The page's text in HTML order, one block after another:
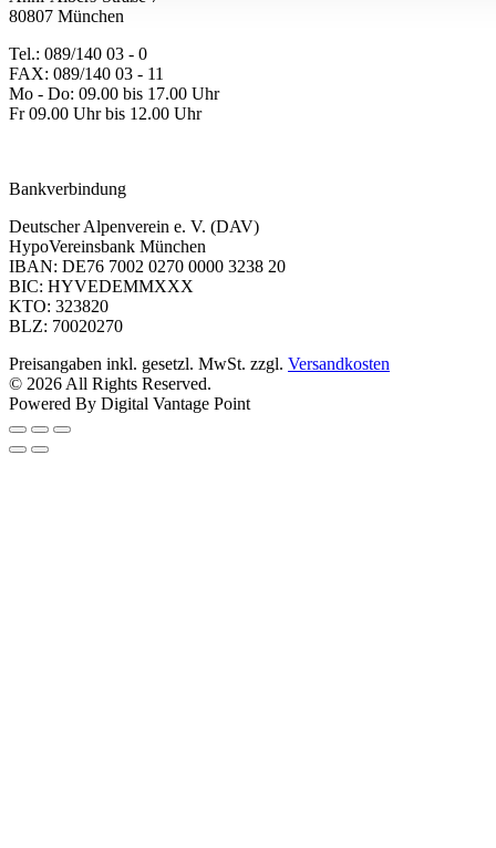
80807 München
Tel.: 089/140 03 - 0
FAX: 089/140 03 - 11
Mo - Do: 09.00 bis 17.00 Uhr
Fr 09.00 Uhr bis 12.00 Uhr
Bankverbindung
Deutscher Alpenverein e. V. (DAV)
HypoVereinsbank München
IBAN: DE76 7002 0270 0000 3238 20
BIC: HYVEDEMMXXX
KTO: 323820
BLZ: 70020270
Preisangaben inkl. gesetzl. MwSt. zzgl. Versandkosten
© 2026 All Rights Reserved.
Powered By Digital Vantage Point